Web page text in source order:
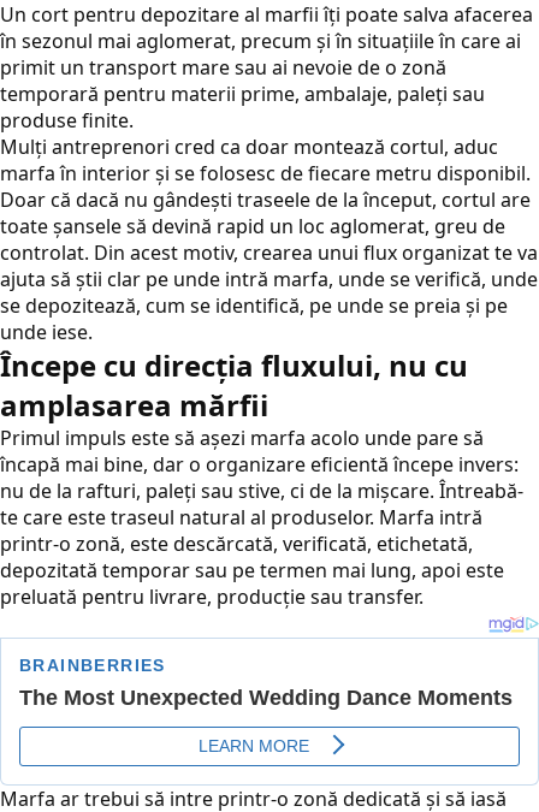
Un cort pentru depozitare al marfii îți poate salva afacerea
în sezonul mai aglomerat, precum și în situațiile în care ai
primit un transport mare sau ai nevoie de o zonă
temporară pentru materii prime, ambalaje, paleți sau
produse finite.
Mulți antreprenori cred ca doar montează cortul, aduc
marfa în interior și se folosesc de fiecare metru disponibil.
Doar că dacă nu gândești traseele de la început, cortul are
toate șansele să devină rapid un loc aglomerat, greu de
controlat. Din acest motiv, crearea unui flux organizat te va
ajuta să știi clar pe unde intră marfa, unde se verifică, unde
se depozitează, cum se identifică, pe unde se preia și pe
unde iese.
Începe cu direcția fluxului, nu cu
amplasarea mărfii
Primul impuls este să așezi marfa acolo unde pare să
încapă mai bine, dar o organizare eficientă începe invers:
nu de la rafturi, paleți sau stive, ci de la mișcare. Întreabă-
te care este traseul natural al produselor. Marfa intră
printr-o zonă, este descărcată, verificată, etichetată,
depozitată temporar sau pe termen mai lung, apoi este
preluată pentru livrare, producție sau transfer.
Marfa ar trebui să intre printr-o zonă dedicată și să iasă